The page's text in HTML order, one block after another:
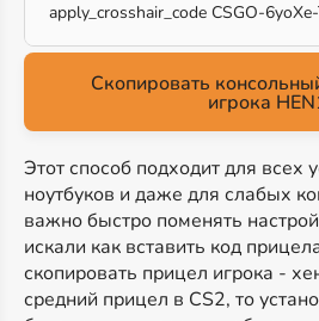
apply_crosshair_code CSGO-
Скопировать
игрока
Этот способ подходит для всех
ноутбуков и даже для слабых
важно быстро поменять
искали как вставить код
скопировать прицел игрока -
средний прицел в CS2, то